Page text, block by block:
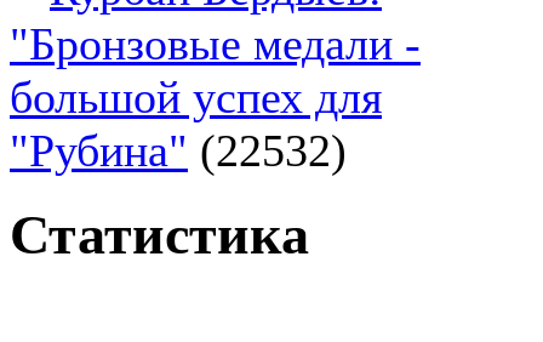
"Бронзовые медали -
большой успех для
"Рубина" (22532)
Статистика